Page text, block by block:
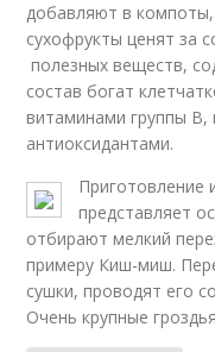
добавляют в
сухофрукты ценят за
полезных веществ,
состав богат
витаминами группы
антиоксидантами.
Приготовление
представляет
отбирают мелкий
примеру Киш-миш.
сушки, проводят его
Очень крупные